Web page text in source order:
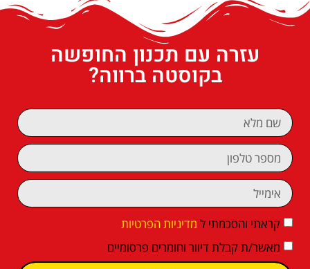
עזרה עם תכנון החופשה
בקוסטה ברווה?
קראתי והסכמתי ל מדיניות הפרטיות
מאשר/ת קבלת דיוור וחומרים פרסומיים